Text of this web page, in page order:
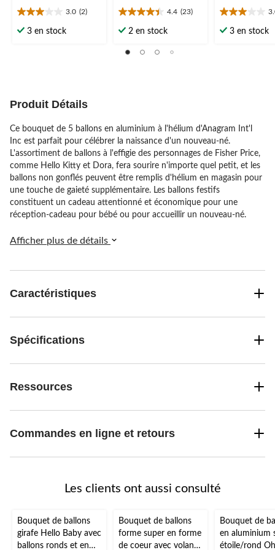
3.0 (2)
3.0
étoile(s)
3 en stock
4.4 (23)
4.4
étoile(s)
5.
2 en stock
3.0
étoile(s)
3 en stock
Produit Détails
Ce bouquet de 5 ballons en aluminium à l'hélium d'Anagram Int'l
Inc est parfait pour célébrer la naissance d'un nouveau-né.
L'assortiment de ballons à l'effigie des personnages de Fisher Price,
comme Hello Kitty et Dora, fera sourire n'importe quel petit, et les
ballons non gonflés peuvent être remplis d'hélium en magasin pour
une touche de gaieté supplémentaire. Les ballons festifs
constituent un cadeau attentionné et économique pour une
réception-cadeau pour bébé ou pour accueillir un nouveau-né.
Afficher plus de détails
Caractéristiques
Spécifications
Ressources
Commandes en ligne et retours
Les clients ont aussi consulté
Bouquet de ballons
girafe Hello Baby avec
ballons ronds et en
Bouquet de ballons
forme super en forme
de coeur avec volants
Bouquet de
en aluminium
étoile/rond